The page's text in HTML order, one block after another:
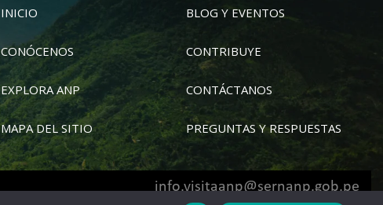
INICIO BLOG Y EVENTOS
CONÓCENOS CONTRIBUYE
EXPLORA ANP CONTÁCTANOS
MAPA DEL SITIO PREGUNTAS Y RESPUESTAS
info.visitaanp@sernanp.gob.pe